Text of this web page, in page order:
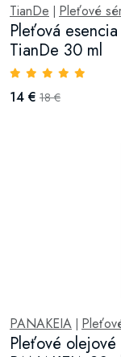
TianDe | Pleťové
Pleťová
TianDe 30 ml
14 € 18 €
PANAKEIA |
Pleťové olejové